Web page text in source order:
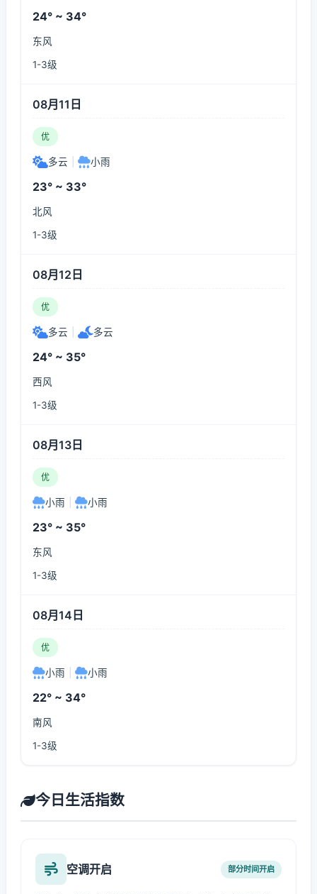
24° ~ 34°
东风
1-3级
08月11日
优
多云 小雨
23° ~ 33°
北风
1-3级
08月12日
优
多云 多云
24° ~ 35°
西风
1-3级
08月13日
优
小雨 小雨
23° ~ 35°
东风
1-3级
08月14日
优
小雨 小雨
22° ~ 34°
南风
1-3级
今日生活指数
空调开启 部分时间开启